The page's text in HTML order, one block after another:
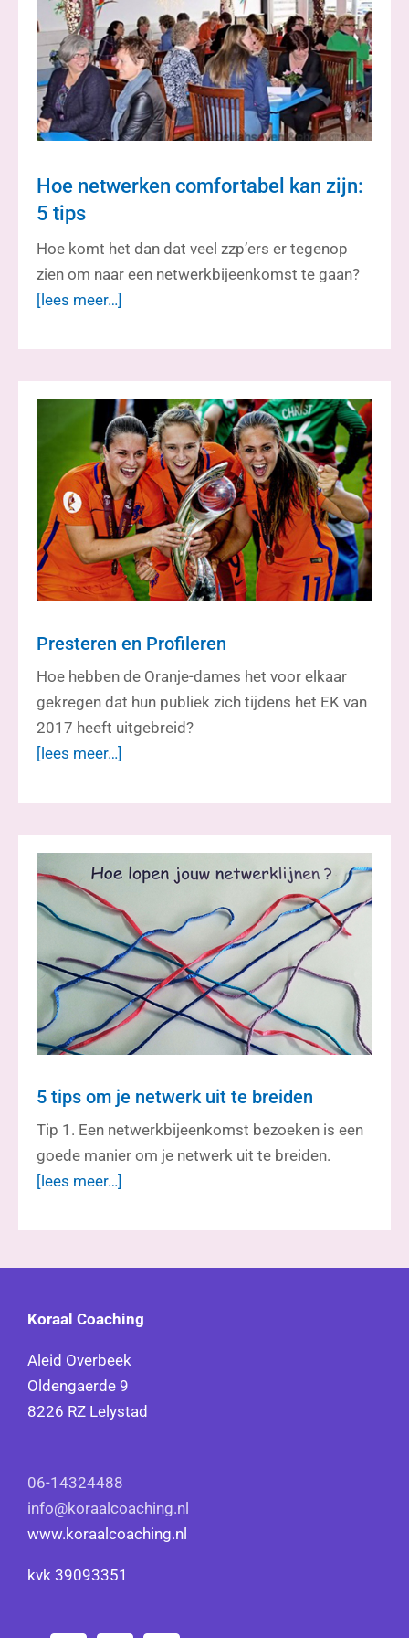
Hoe netwerken comfortabel kan zijn:
5 tips
Hoe komt het dan dat veel zzp’ers er tegenop
zien om naar een netwerkbijeenkomst te gaan?
[lees meer…]
Presteren en Profileren
Hoe hebben de Oranje-dames het voor elkaar
gekregen dat hun publiek zich tijdens het EK van
2017 heeft uitgebreid?
[lees meer…]
5 tips om je netwerk uit te breiden
Tip 1. Een netwerkbijeenkomst bezoeken is een
goede manier om je netwerk uit te breiden.
[lees meer…]
Koraal Coaching
Aleid Overbeek
Oldengaerde 9
8226 RZ Lelystad
06-14324488
info@koraalcoaching.nl
www.koraalcoaching.nl
kvk 39093351